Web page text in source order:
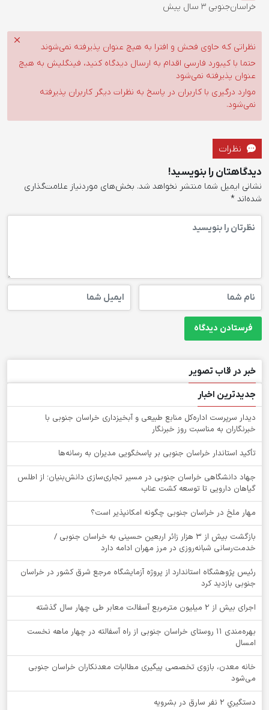
خراسان‌جنوبی 3 سال پیش
نظراتی که حاوی فحش و افترا به هیچ عنوان پذیرفته نمی‌شوند
حتما با کیبورد فارسی اقدام به ارسال دیدگاه کنید، فینگلیش به هیچ
عنوان پذیرفته نمی‌شود
موارد درگیری با کاربران در پاسخ به نظرات دیگر کاربران پذیرفته
نمی‌شود.
نظرات
دیدگاهتان را بنویسید!
نشانی ایمیل شما منتشر نخواهد شد. بخش‌های موردنیاز علامت‌گذاری
شده‌اند *
خبر در قاب تصویر
جدیدترین اخبار
دیدار سرپرست اداره‌کل منابع طبیعی و آبخیزداری خراسان جنوبی با
خبرنگاران به مناسبت روز خبرنگار
تأکید استاندار خراسان جنوبی بر پاسخگویی مدیران به رسانه‌ها
جهاد دانشگاهی خراسان جنوبی در مسیر تجاری‌سازی دانش‌بنیان؛ از اطلس
گیاهان دارویی تا توسعه کشت عناب
‌مهار ملخ در خراسان جنوبی چگونه امکانپذیر است؟
بازگشت بیش از ۳ هزار زائر اربعین حسینی به خراسان جنوبی /
خدمت‌رسانی شبانه‌روزی در مرز مهران ادامه دارد
رئیس پژوهشگاه استاندارد از پروژه آزمایشگاه مرجع شرق کشور در خراسان
جنوبی بازدید کرد
اجرای بیش از ۲ میلیون مترمربع آسفالت معابر طی چهار سال گذشته
بهره‌مندی ۱۱ روستای خراسان جنوبی از راه آسفالته در چهار ماهه نخست
امسال
خانه معدن، بازوی تخصصی پیگیری مطالبات معدنکاران خراسان جنوبی
می‌شود
دستگيري 2 نفر سارق در بشرويه